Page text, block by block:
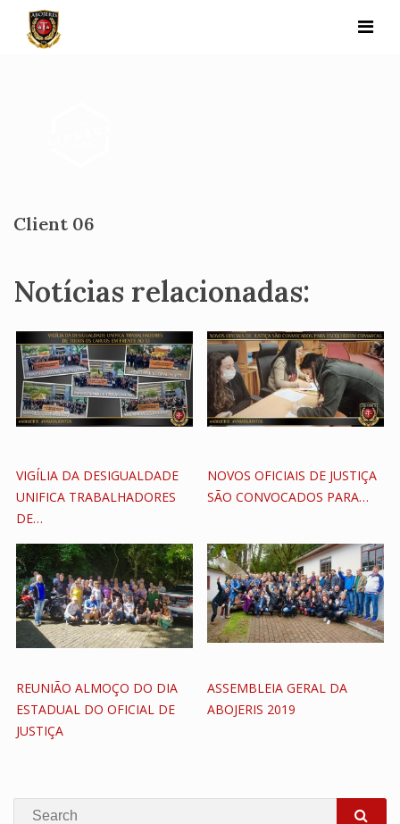
content
Client 06
Notícias relacionadas:
VIGÍLIA DA DESIGUALDADE
UNIFICA TRABALHADORES
DE…
NOVOS OFICIAIS DE JUSTIÇA
SÃO CONVOCADOS PARA…
REUNIÃO ALMOÇO DO DIA
ESTADUAL DO OFICIAL DE
JUSTIÇA
ASSEMBLEIA GERAL DA
ABOJERIS 2019
Search